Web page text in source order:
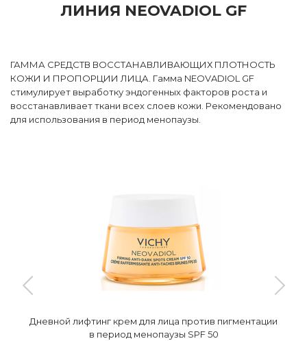
ЛИНИЯ NEOVADIOL GF
ГАММА СРЕДСТВ ВОССТАНАВЛИВАЮЩИХ ПЛОТНОСТЬ
КОЖИ И ПРОПОРЦИИ ЛИЦА. Гамма NEOVADIOL GF
стимулирует выработку эндогенных факторов роста и
восстанавливает ткани всех слоев кожи. Рекомендовано
для использования в период менопаузы.
Дневной лифтинг крем для лица против пигментации
в период менопаузы SPF 50